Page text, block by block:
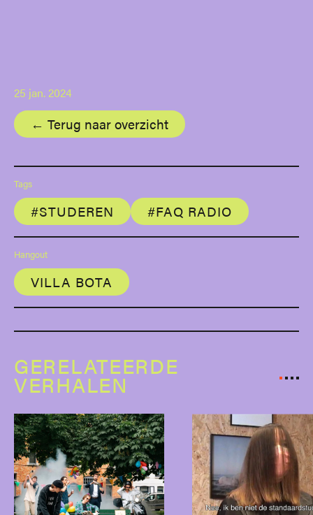
25 jan. 2024
← Terug naar overzicht
Tags
#STUDEREN #FAQ RADIO
Hangout
VILLA BOTA
GERELATEERDE
VERHALEN